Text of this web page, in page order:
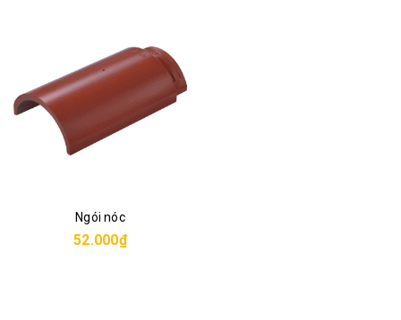
Ngói nóc
52.000₫